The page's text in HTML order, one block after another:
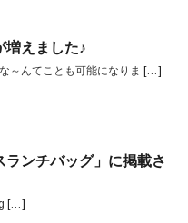
増えました♪
～んてことも可能になりま […]
ランチバッグ」に掲載さ
[…]